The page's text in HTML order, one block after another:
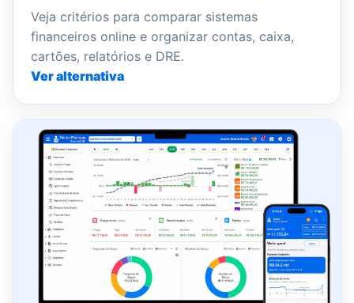
Veja critérios para comparar sistemas
financeiros online e organizar contas, caixa,
cartões, relatórios e DRE.
Ver alternativa